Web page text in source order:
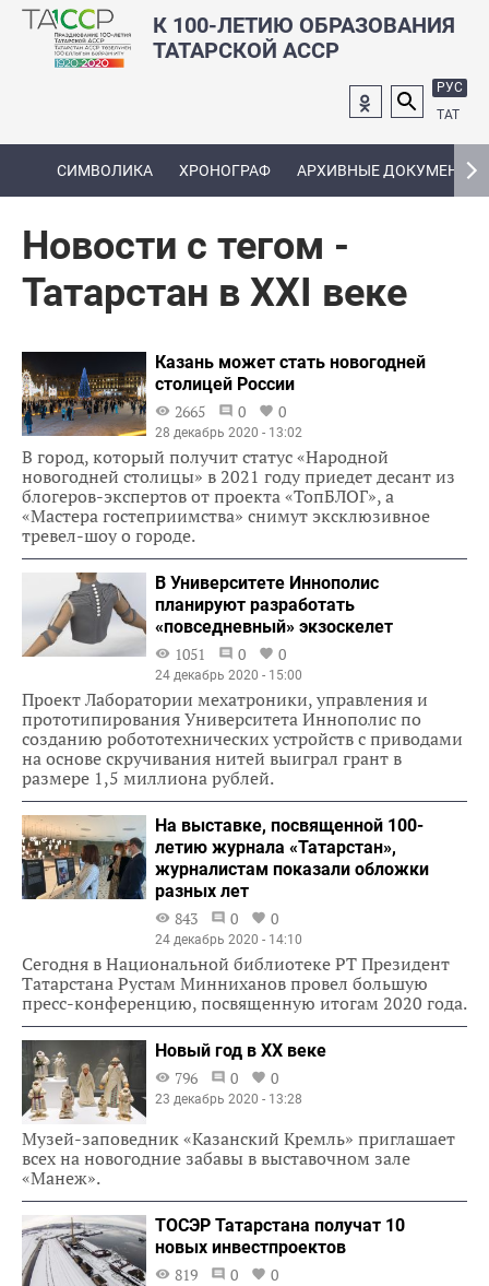
К 100-ЛЕТИЮ ОБРАЗОВАНИЯ
ТАТАРСКОЙ АССР
РУС
ТАТ
СИМВОЛИКА ХРОНОГРАФ АРХИВНЫЕ ДОКУМЕНТЫ
Новости с тегом -
Татарстан в XXI веке
Казань может стать новогодней
столицей России
2665
0 0
28 декабрь 2020 - 13:02
В город, который получит статус «Народной
новогодней столицы» в 2021 году приедет десант из
блогеров-экспертов от проекта «ТопБЛОГ», а
«Мастера гостеприимства» снимут эксклюзивное
тревел-шоу о городе.
В Университете Иннополис
планируют разработать
«повседневный» экзоскелет
1051
0 0
24 декабрь 2020 - 15:00
Проект Лаборатории мехатроники, управления и
прототипирования Университета Иннополис по
созданию робототехнических устройств с приводами
на основе скручивания нитей выиграл грант в
размере 1,5 миллиона рублей.
На выставке, посвященной 100-
летию журнала «Татарстан»,
журналистам показали обложки
разных лет
843
0 0
24 декабрь 2020 - 14:10
Сегодня в Национальной библиотеке РТ Президент
Татарстана Рустам Минниханов провел большую
пресс-конференцию, посвященную итогам 2020 года.
Новый год в ХХ веке
796
0 0
23 декабрь 2020 - 13:28
Музей-заповедник «Казанский Кремль» приглашает
всех на новогодние забавы в выставочном зале
«Манеж».
ТОСЭР Татарстана получат 10
новых инвестпроектов
819
0 0